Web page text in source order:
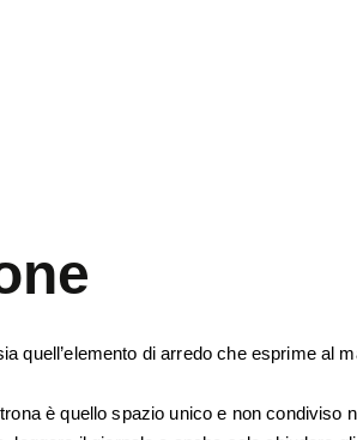
quell’elemento di arredo che esprime al
è quello spazio unico e non condiviso